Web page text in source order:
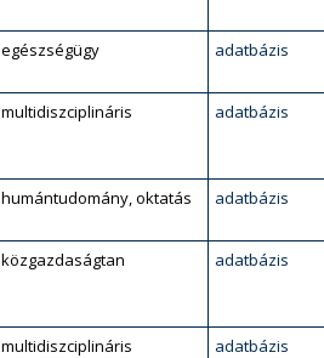
egészségügy adatbázis
multidiszciplináris adatbázis
humántudomány, oktatás adatbázis
közgazdaságtan adatbázis
multidiszciplináris adatbázis